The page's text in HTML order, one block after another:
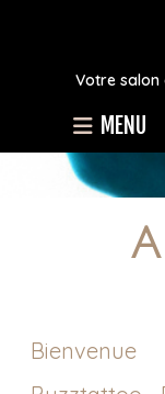
Votre salon
MENU